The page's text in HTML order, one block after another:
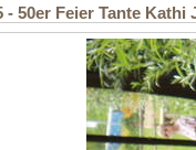
- 50er Feier Tante Kathi